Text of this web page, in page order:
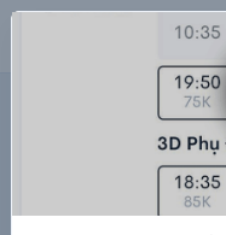
Beta Ung Văn
vé hôm nay
Hệ thống rạp